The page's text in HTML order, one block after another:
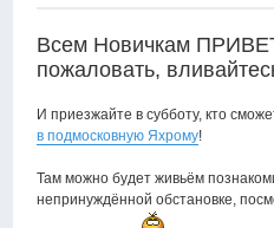
Всем Новичкам
пожаловать,
И приезжайте в субботу, кто
в подмосковную Яхрому!
Там можно будет живьём
непринуждённой обстановке,